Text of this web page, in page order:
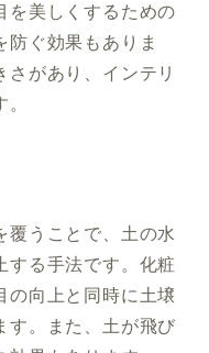
を美しくするための
防ぐ効果もありま
があり、インテリ
覆うことで、土の水
する手法です。化粧
の向上と同時に土壌
す。また、土が飛び